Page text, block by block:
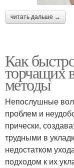
читать дальше →
Как
торчащих
методы
Непослушные
проблем и
прически,
трудными в
недостатком
подходом к их